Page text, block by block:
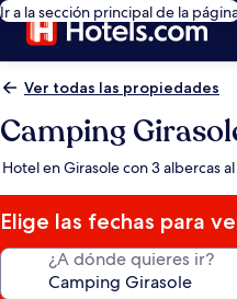
Ir a la sección principal de la
Ver todas las propiedades
Camping
Hotel en Girasole con 3 albercas
Elige las fechas para
¿A dónde quieres ir?